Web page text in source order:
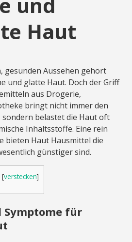
Haut
gesunden Aussehen gehört
und glatte Haut. Doch der Griff
aus Drogerie,
bringt nicht immer den
belastet die Haut oft
Inhaltsstoffe. Eine rein
bieten Haut Hausmittel die
günstiger sind.
[verstecken]
Symptome für